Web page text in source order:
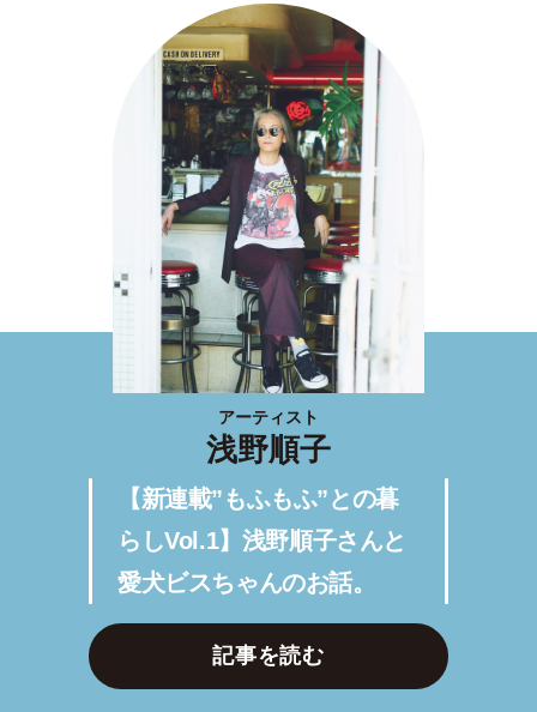
アーティスト
浅野順子
【新連載”もふもふ”との暮
らしVol.1】浅野順子さんと
愛犬ビスちゃんのお話。
記事を読む